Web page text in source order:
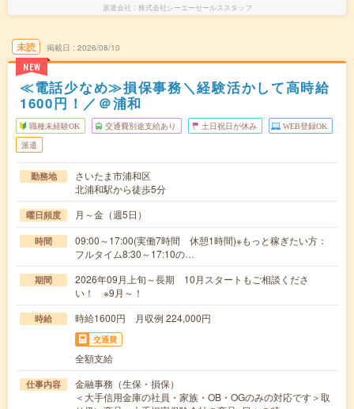
派遣会社 株式会社シーエーセールススタッフ
未読
NEW
掲載日 2026/08/10
≪電話少なめ≫損保事務＼経験活かして高時給
1600円！／＠浦和
職種未経験OK 交通費別途支給あり 土日祝日が休み WEB登録OK
派遣
勤務地
さいたま市浦和区
北浦和駅から徒歩5分
曜日頻度 月～金（週5日）
時間
09:00～17:00(実働7時間 休憩1時間)※もっと稼ぎたい方：
フルタイム8:30～17:10の…
期間
2026年09月上旬～長期 10月スタートもご相談くださ
い！ ※9月～！
時給 時給1600円 月収例 224,000円
交通費
全額支給
仕事内容
金融事務（生保・損保）
＜大手信用金庫の社員・家族・OB・OGのみの対応です＞取